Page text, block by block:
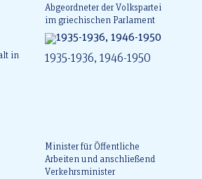
in
Abgeordneter der Volkspartei
im griechischen Parlament
1935-1936, 1946-1950
Minister für Öffentliche
Arbeiten und anschließend
Verkehrsminister